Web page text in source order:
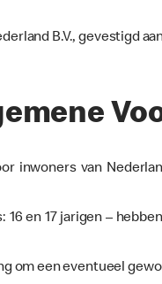
B.V., gevestigd
inwoners van
16 en 17 jarigen –
om een eventueel